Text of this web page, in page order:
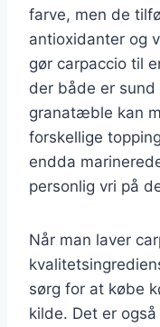
farve, men de
antioxidanter og
gør carpaccio til
der både er
granatæble kan
forskellige
endda
personlig vri på
Når man laver
sørg for at købe
kilde. Det er